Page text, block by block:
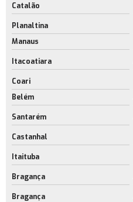
Catalão
Planaltina
Manaus
Itacoatiara
Coari
Belém
Santarém
Castanhal
Itaituba
Bragança
Bragança